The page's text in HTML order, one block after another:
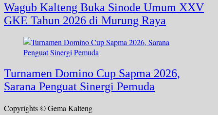
Wagub Kalteng Buka Sinode Umum XXV
GKE Tahun 2026 di Murung Raya
Turnamen Domino Cup Sapma 2026,
Sarana Penguat Sinergi Pemuda
Copyrights © Gema Kalteng